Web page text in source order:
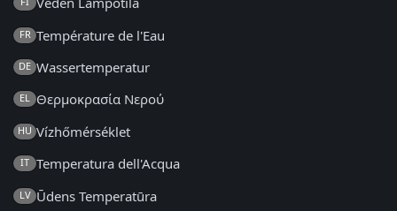
FR Température de l'Eau
DE Wassertemperatur
EL Θερμοκρασία Νερού
HU Vízhőmérséklet
IT Temperatura dell'Acqua
LV Ūdens Temperatūra